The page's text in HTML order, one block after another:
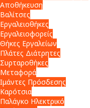
Αποθήκευση
Βαλίτσες
Εργαλειοθήκες
Εργαλειοφορείς
Θήκες Εργαλείων
Πλάτες Διάτρητες
Συρταροθήκες
Μεταφορά
Ιμάντες Πρόσδεσης
Καρότσια
Παλάγκο Ηλεκτρικό